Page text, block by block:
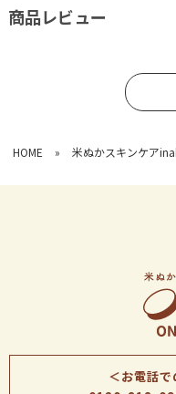
商品レビュー
HOME » 米ぬかスキンケア
＜お電話